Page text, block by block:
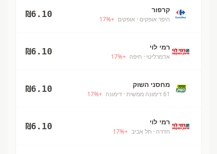
קרפור
היפר אופקים · אופקים +
17%
₪6.10
רמי לוי
אדמרליטי · חיפה +
17%
₪6.10
מחסני השוק
61 דימונה ממשית · דימונה +
17%
₪6.10
רמי לוי
חדרה · תל אביב +
17%
₪6.10